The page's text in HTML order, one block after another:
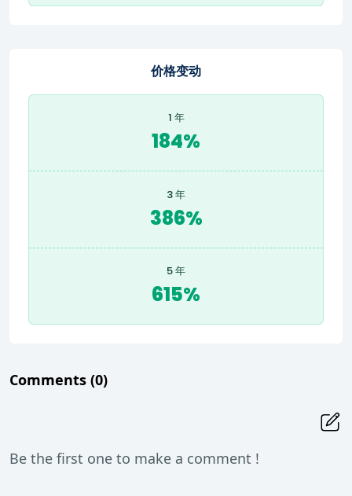
价格变动
1 年
184%
3 年
386%
5 年
615%
Comments (0)
Be the first one to make a comment !